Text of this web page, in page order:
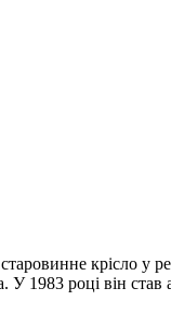
крісло у
1983 році він